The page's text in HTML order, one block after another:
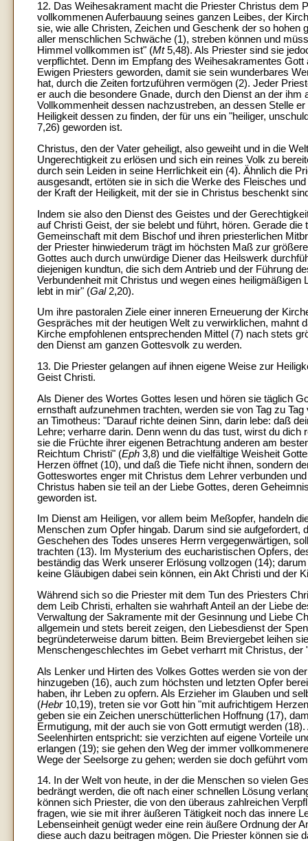
12. Das Weihesakrament macht die Priester Christus dem
vollkommenen Auferbauung seines ganzen Leibes, der
sie, wie alle Christen, Zeichen und Geschenk der so hohen
aller menschlichen Schwäche (1), streben können und
Himmel vollkommen ist" (Mt5,48). Als Priester sind sie
verpflichtet. Denn im Empfang des Weihesakramentes
Ewigen Priesters geworden, damit sie sein wunderbares
hat, durch die Zeiten fortzuführen vermögen (2). Jeder
er auch die besondere Gnade, durch den Dienst an der
Vollkommenheit dessen nachzustreben, an dessen Stelle
Heiligkeit dessen zu finden, der für uns ein "heiliger,
7,26) geworden ist.
Christus, den der Vater geheiligt, also geweiht und in die
Ungerechtigkeit zu erlösen und sich ein reines Volk zu
durch sein Leiden in seine Herrlichkeit ein (4). Ähnlich die
ausgesandt, ertöten sie in sich die Werke des Fleisches
der Kraft der Heiligkeit, mit der sie in Christus beschenkt
Indem sie also den Dienst des Geistes und der
auf Christi Geist, der sie belebt und führt, hören. Gerade
Gemeinschaft mit dem Bischof und ihren priesterlichen
der Priester hinwiederum trägt im höchsten Maß zur
Gottes auch durch unwürdige Diener das Heilswerk
diejenigen kundtun, die sich dem Antrieb und der Führung
Verbundenheit mit Christus und wegen eines
lebt in mir" (Gal2,20).
Um ihre pastoralen Ziele einer inneren Erneuerung der
Gespräches mit der heutigen Welt zu verwirklichen, mahnt
Kirche empfohlenen entsprechenden Mittel (7) nach stets
den Dienst am ganzen Gottesvolk zu werden.
13. Die Priester gelangen auf ihnen eigene Weise zur
Geist Christi.
Als Diener des Wortes Gottes lesen und hören sie täglich
ernsthaft aufzunehmen trachten, werden sie von Tag zu
an Timotheus: "Darauf richte deinen Sinn, darin lebe: daß
Lehre; verharre darin. Denn wenn du das tust, wirst du
sie die Früchte ihrer eigenen Betrachtung anderen am
Reichtum Christi" (Eph 3,8) und die vielfältige Weisheit
Herzen öffnet (10), und daß die Tiefe nicht ihnen, sondern
Gotteswortes enger mit Christus dem Lehrer verbunden
Christus haben sie teil an der Liebe Gottes, deren
geworden ist.
Im Dienst am Heiligen, vor allem beim Meßopfer, handeln
Menschen zum Opfer hingab. Darum sind sie
Geschehen des Todes unseres Herrn vergegenwärtigen,
trachten (13). Im Mysterium des eucharistischen Opfers,
beständig das Werk unserer Erlösung vollzogen (14);
keine Gläubigen dabei sein können, ein Akt Christi und der
Während sich so die Priester mit dem Tun des Priesters
dem Leib Christi, erhalten sie wahrhaft Anteil an der Liebe
Verwaltung der Sakramente mit der Gesinnung und Liebe
allgemein und stets bereit zeigen, den Liebesdienst der
begründeterweise darum bitten. Beim Breviergebet leihen
Menschengeschlechtes im Gebet verharrt mit Christus, der
Als Lenker und Hirten des Volkes Gottes werden sie von
hinzugeben (16), auch zum höchsten und letzten Opfer
haben, ihr Leben zu opfern. Als Erzieher im Glauben und
(Hebr 10,19), treten sie vor Gott hin "mit aufrichtigem
geben sie ein Zeichen unerschütterlichen Hoffnung (17),
Ermutigung, mit der auch sie von Gott ermutigt werden
Seelenhirten entspricht: sie verzichten auf eigene Vorteile
erlangen (19); sie gehen den Weg der immer
Wege der Seelsorge zu gehen; werden sie doch geführt
14. In der Welt von heute, in der die Menschen so vielen
bedrängt werden, die oft nach einer schnellen Lösung
können sich Priester, die von den überaus zahlreichen
fragen, wie sie mit ihrer äußeren Tätigkeit noch das innere
Lebenseinheit genügt weder eine rein äußere Ordnung der
diese auch dazu beitragen mögen. Die Priester können sie